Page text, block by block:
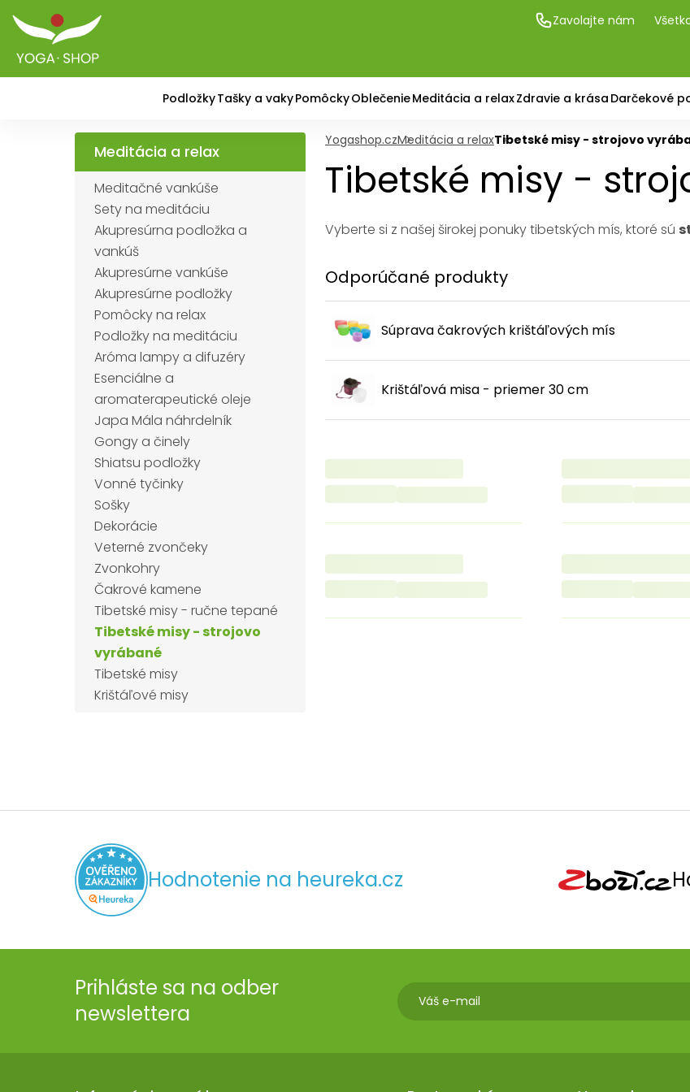
Zavolajte nám
PodložkyTašky a vakyPomôckyOblečenieMeditácia a relaxZdravie a krása Darčekové
Meditácia a relax
Meditačné vankúše
Sety na meditáciu
Akupresúrna podložka a
vankúš
Akupresúrne vankúše
Akupresúrne podložky
Pomôcky na relax
Podložky na meditáciu
Aróma lampy a difuzéry
Esenciálne a
aromaterapeutické oleje
Japa Mála náhrdelník
Gongy a činely
Shiatsu podložky
Vonné tyčinky
Sošky
Dekorácie
Veterné zvončeky
Zvonkohry
Čakrové kamene
Tibetské misy - ručne tepané
Tibetské misy - strojovo
vyrábané
Tibetské misy
Krištáľové misy
Yogashop.czMeditácia a relaxTibetské misy - strojovo
Tibetské misy -
Vyberte si z našej širokej ponuky tibetských mís, ktoré sú
Odporúčané produkty
Súprava čakrových krištáľových mís
Krištáľová misa - priemer 30 cm
Hodnotenie na heureka.cz
Prihláste sa na odber
newslettera